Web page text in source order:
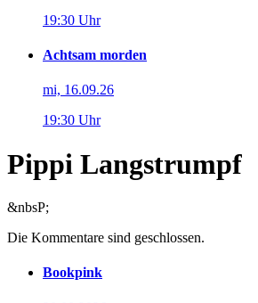
19:30 Uhr
Achtsam morden
mi, 16.09.26
19:30 Uhr
Pippi Langstrumpf
&nbsP;
Die Kommentare sind geschlossen.
Bookpink